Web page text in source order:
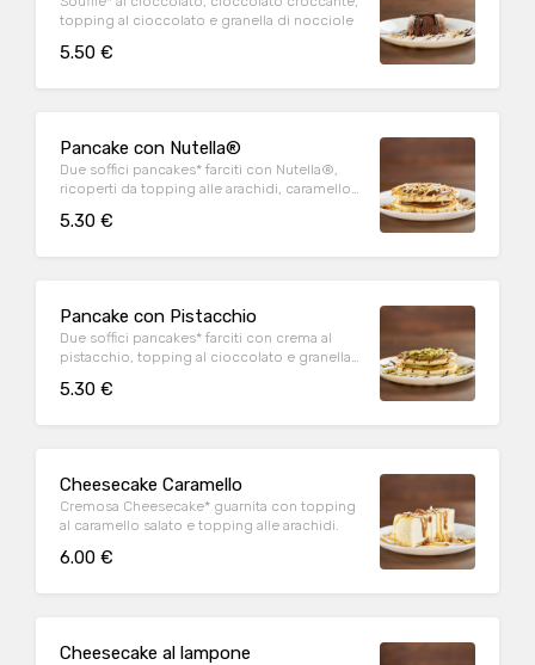
topping al cioccolato e granella di nocciole
5.50 €
Pancake con Nutella®
Due soffici pancakes* farciti con Nutella®,
ricoperti da topping alle arachidi, caramello
5.30 €
Pancake con Pistacchio
Due soffici pancakes* farciti con crema al
pistacchio, topping al cioccolato e granella
5.30 €
Cheesecake Caramello
Cremosa Cheesecake* guarnita con topping
al caramello salato e topping alle arachidi.
6.00 €
Cheesecake al lampone